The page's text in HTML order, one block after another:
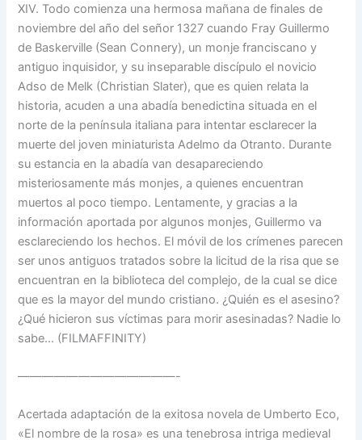
XIV. Todo comienza una hermosa mañana de finales de
noviembre del año del señor 1327 cuando Fray Guillermo
de Baskerville (Sean Connery), un monje franciscano y
antiguo inquisidor, y su inseparable discípulo el novicio
Adso de Melk (Christian Slater), que es quien relata la
historia, acuden a una abadía benedictina situada en el
norte de la península italiana para intentar esclarecer la
muerte del joven miniaturista Adelmo da Otranto. Durante
su estancia en la abadía van desapareciendo
misteriosamente más monjes, a quienes encuentran
muertos al poco tiempo. Lentamente, y gracias a la
información aportada por algunos monjes, Guillermo va
esclareciendo los hechos. El móvil de los crímenes parecen
ser unos antiguos tratados sobre la licitud de la risa que se
encuentran en la biblioteca del complejo, de la cual se dice
que es la mayor del mundo cristiano. ¿Quién es el asesino?
¿Qué hicieron sus víctimas para morir asesinadas? Nadie lo
sabe… (FILMAFFINITY)
—————————————-
Acertada adaptación de la exitosa novela de Umberto Eco,
«El nombre de la rosa» es una tenebrosa intriga medieval